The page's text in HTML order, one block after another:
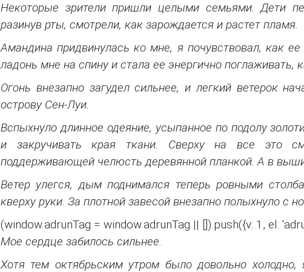
Некоторые зрители пришли целыми семьями. Дети
разинув рты, смотрели, как зарождается и растет пламя.
Амандина придвинулась ко мне, я почувствовал, как
ладонь мне на спину и стала ее энергично поглаживать,
Огонь внезапно загудел сильнее, и легкий ветерок
острову Сен-Луи.
Вспыхнуло длинное одеяние, усыпанное по подолу
и закручивать края ткани. Сверху на все это
поддерживающей челюсть деревянной планкой. А в
Ветер улегся, дым поднимался теперь ровными
кверху руки. За плотной завесой внезапно полыхнуло с
(window.adrunTag = window.adrunTag || []).push({v: 1, el:
Мое сердце забилось сильнее.
Хотя тем октябрьским утром было довольно